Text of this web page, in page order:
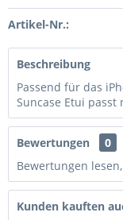
Artikel-Nr.:
Beschreibung
Passend für das
Suncase Etui passt
Bewertungen
0
Bewertungen
Kunden kauften